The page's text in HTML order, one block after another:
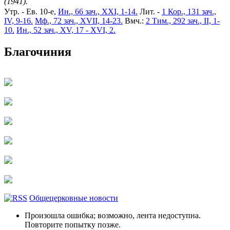
Утр. - Ев. 10-е, Ин., 66 зач., XXI, 1-14. Лит. - 1 Кор., 131 зач.,
IV, 9-16. Мф., 72 зач., XVII, 14-23. Вмч.: 2 Тим., 292 зач., II, 1-
10. Ин., 52 зач., XV, 17 - XVI, 2.
Благочиния
Общецерковные новости
Произошла ошибка; возможно, лента недоступна.
Повторите попытку позже.